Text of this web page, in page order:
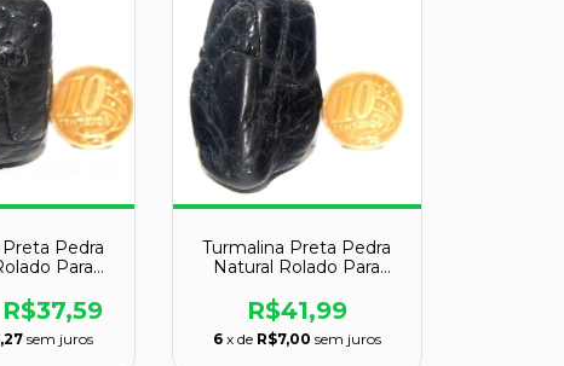
Pedra
Para
R$37,59
sem juros
Turmalina Preta Pedra
Natural Rolado Para
R$41,99
6 x de R$7,00 sem juros